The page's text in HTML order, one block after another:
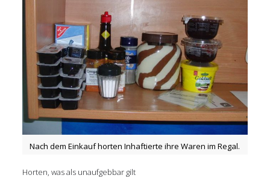
Nach dem Einkauf horten Inhaftierte ihre Waren im Regal.
Horten, was als unaufgebbar gilt